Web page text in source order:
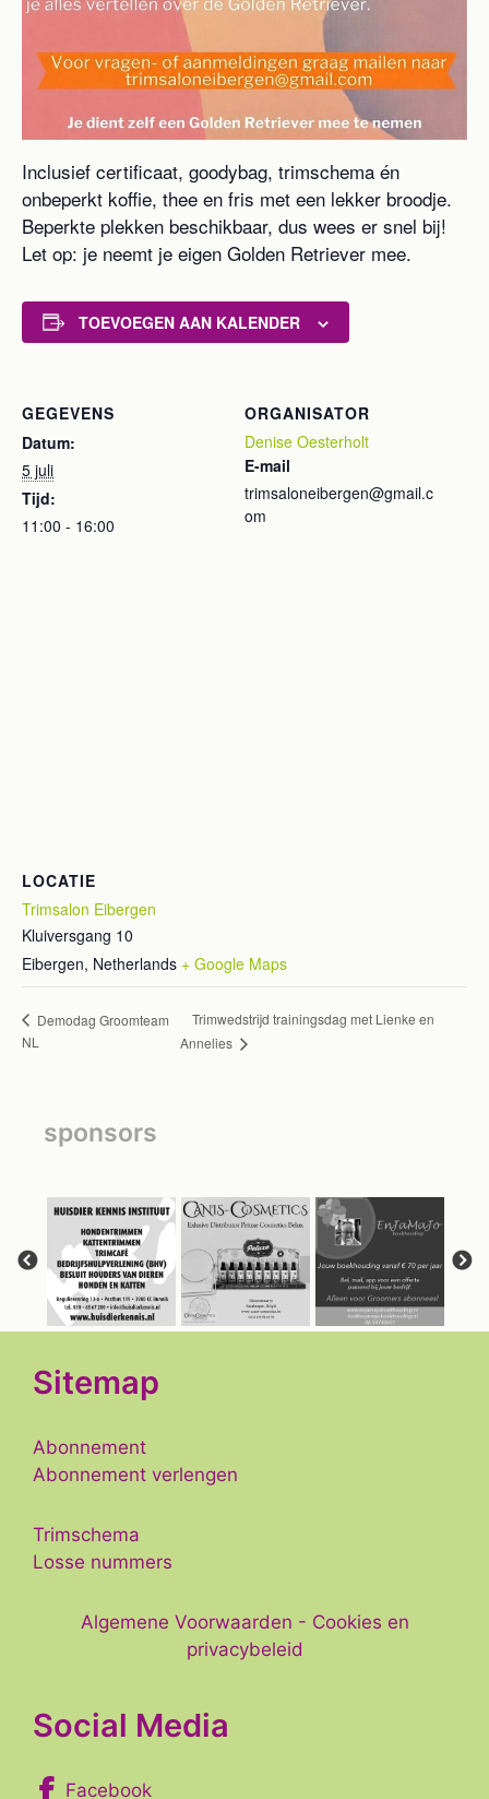
Inclusief certificaat, goodybag, trimschema én
onbeperkt koffie, thee en fris met een lekker broodje.
Beperkte plekken beschikbaar, dus wees er snel bij!
Let op: je neemt je eigen Golden Retriever mee.
TOEVOEGEN AAN KALENDER
GEGEVENS
Datum:
5 juli
Tijd:
11:00 - 16:00
ORGANISATOR
Denise Oesterholt
E-mail
trimsaloneibergen@gmail.c
om
LOCATIE
Trimsalon Eibergen
Kluiversgang 10
Eibergen, Netherlands + Google Maps
Demodag Groomteam
NL
Trimwedstrijd trainingsdag met Lienke en
Annelies
sponsors
Sitemap
Abonnement
Abonnement verlengen
Trimschema
Losse nummers
Algemene Voorwaarden - Cookies en
privacybeleid
Social Media
Facebook